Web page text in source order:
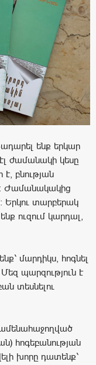
ենք երկար
ժամանակի կեսը
բնության
Ժամանակակից
Երկու տարբերակ
ուզում կարդալ,
մարդիկս, հոգնել
պարզություն է
տեսնելու
հոգեբանության
խորը դատենք՝